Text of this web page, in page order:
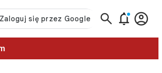
  